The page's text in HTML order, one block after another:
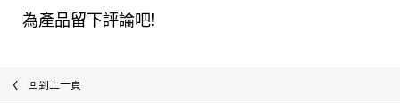
為產品留下評論吧!
回到上一頁